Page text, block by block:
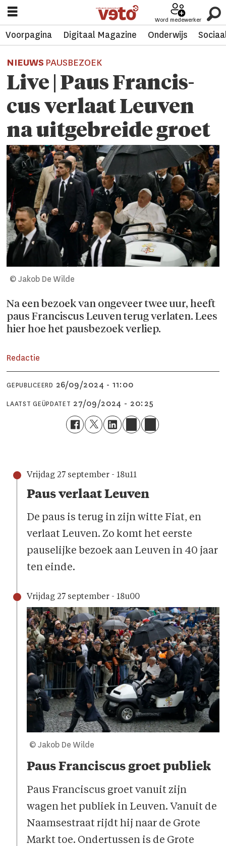
Word medewerker
Voorpagina Digitaal Magazine Onderwijs
NIEUWS PAUSBEZOEK
Live | Paus Francis­
cus verlaat Leuven
na uitgebreide groet
© Jakob De Wilde
Na een bezoek van ongeveer twee uur, heeft
paus Franciscus Leuven terug verlaten. Lees
hier hoe het pausbezoek verliep.
Redactie
GEPUBLICEERD 26/09/2024 - 11:00
LAATST GEÜPDATET 27/09/2024 - 20:25
Vrijdag 27 september - 18u11
Paus verlaat Leuven
De paus is terug in zijn witte Fiat, en
verlaat Leuven. Zo komt het eerste
pauselijke bezoek aan Leuven in 40 jaar
ten einde.
Vrijdag 27 september - 18u00
© Jakob De Wilde
Paus Franciscus groet publiek
Paus Franciscus groet vanuit zijn
wagen het publiek in Leuven. Vanuit de
Naamsestraat rijdt hij naar de Grote
Markt toe. Ondertussen is de Grote